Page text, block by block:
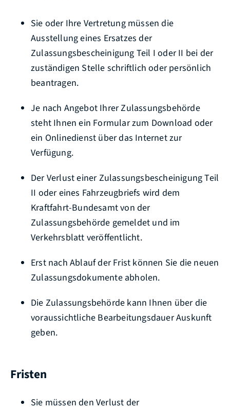
Sie oder Ihre Vertretung müssen die
Ausstellung eines Ersatzes der
Zulassungsbescheinigung Teil I oder II bei der
zuständigen Stelle schriftlich oder persönlich
beantragen.
Je nach Angebot Ihrer Zulassungsbehörde
steht Ihnen ein Formular zum Download oder
ein Onlinedienst über das Internet zur
Verfügung.
Der Verlust einer Zulassungsbescheinigung Teil
II oder eines Fahrzeugbriefs wird dem
Kraftfahrt-Bundesamt von der
Zulassungsbehörde gemeldet und im
Verkehrsblatt veröffentlicht.
Erst nach Ablauf der Frist können Sie die neuen
Zulassungsdokumente abholen.
Die Zulassungsbehörde kann Ihnen über die
voraussichtliche Bearbeitungsdauer Auskunft
geben.
Fristen
Sie müssen den Verlust der